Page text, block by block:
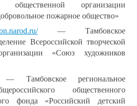
общественной организации
пожарное общество»
— Тамбовское
Всероссийской творческой
«Союз художников
Тамбовское региональное
общественного
фонда «Российский детский